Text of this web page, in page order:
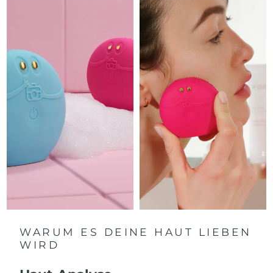
WARUM ES DEINE HAUT LIEBEN
WIRD
Erwartete Lieferung8/12/26
Erwartete Lieferung 8/12/26
Sonderverwaltungsregion
Macau
Erwartete Lieferung 8/14/26
Malaysia Erwartete Lieferung8/15/26
Erwartete Lieferung 8/12/26
Mexiko Erwartete Lieferung 8/16/26
Monaco Erwartete Lieferung
Neuseeland